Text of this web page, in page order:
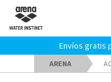
Envíos gratis
ARENA